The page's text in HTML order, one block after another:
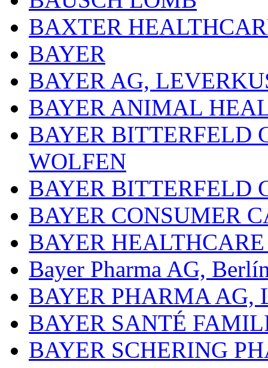
BAXTER
BAYER
BAYER AG,
BAYER ANIMAL
BAYER BITTERFELD
WOLFEN
BAYER BITTERFELD
BAYER CONSUMER
BAYER
Bayer Pharma AG,
BAYER PHARMA AG,
BAYER SANTÉ
BAYER SCHERING